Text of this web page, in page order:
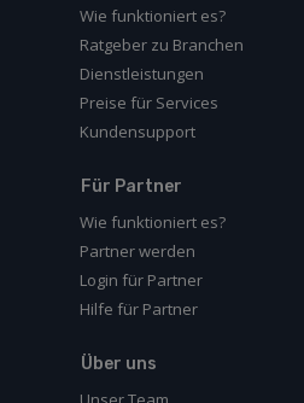
Wie funktioniert es?
Ratgeber zu Branchen
Dienstleistungen
Preise für Services
Kundensupport
Für Partner
Wie funktioniert es?
Partner werden
Login für Partner
Hilfe für Partner
Über uns